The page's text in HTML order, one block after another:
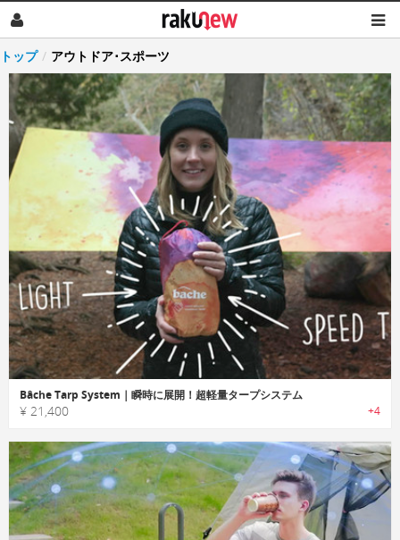
トップ / アウトドア･スポーツ
Bâche Tarp System｜瞬時に展開！超軽量タープシステム
¥ 21,400 +4